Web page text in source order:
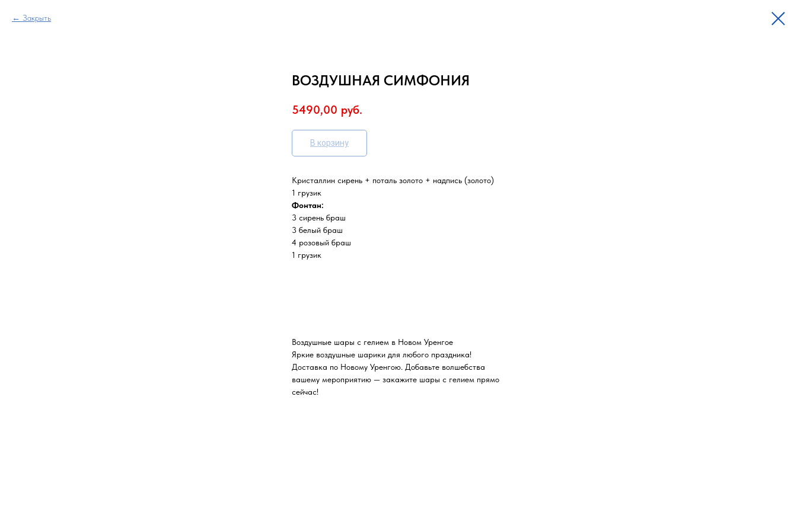
Закрыть
ВОЗДУШНАЯ СИМФОНИЯ
5490,00 руб.
В корзину
Кристаллин сирень + поталь золото + надпись (золото)
1 грузик
Фонтан:
3 сирень браш
3 белый браш
4 розовый браш
1 грузик
Воздушные шары с гелием в Новом Уренгое
Яркие воздушные шарики для любого праздника!
Доставка по Новому Уренгою. Добавьте волшебства
вашему мероприятию — закажите шары с гелием прямо
сейчас!